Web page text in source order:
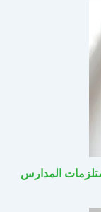
المدارس